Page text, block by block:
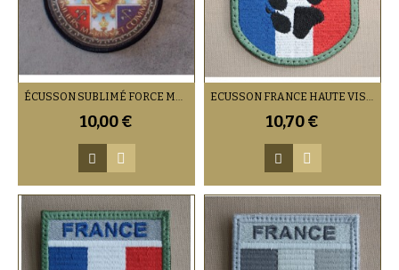
ÉCUSSON SUBLIMÉ FORCE MARITIME FUSCO
10,00 €
ECUSSON FRANCE HAUTE VISIBILITÉ PATTE DE CHIEN (VENDU PAR 2)
10,70 €